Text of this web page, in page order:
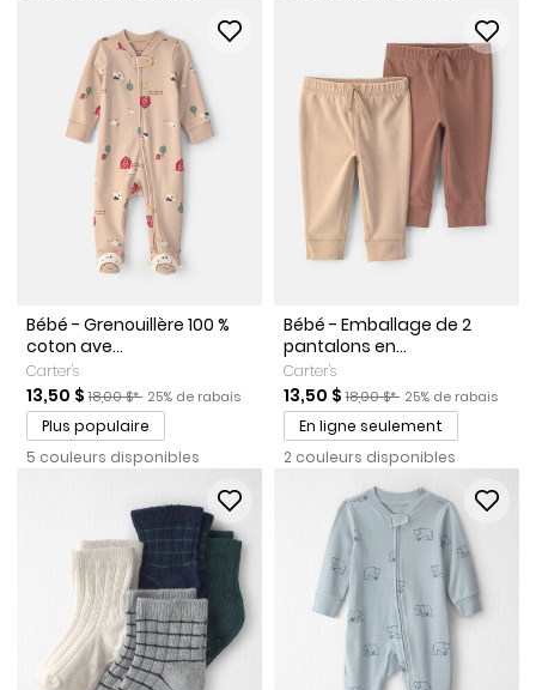
Bébé - Grenouillère 100 %
coton ave...
Carter's
Prix de solde
13,50 $Prix ​​de détail suggéré par le fabricant
18,00 $* Pourcentage de rabais
25% de rabais
Plus populaire
5 couleurs disponibles
Bébé - Emballage de 2
pantalons en...
Carter's
Prix de solde
13,50 $Prix ​​de détail suggéré par
18,00 $* Pourcentage de
25% de rabais
En ligne seulement
2 couleurs disponibles